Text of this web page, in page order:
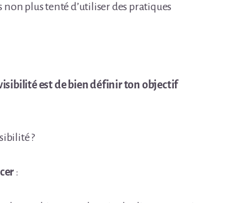
plus tenté d’utiliser des pratiques
est de bien définir ton objectif
?
: